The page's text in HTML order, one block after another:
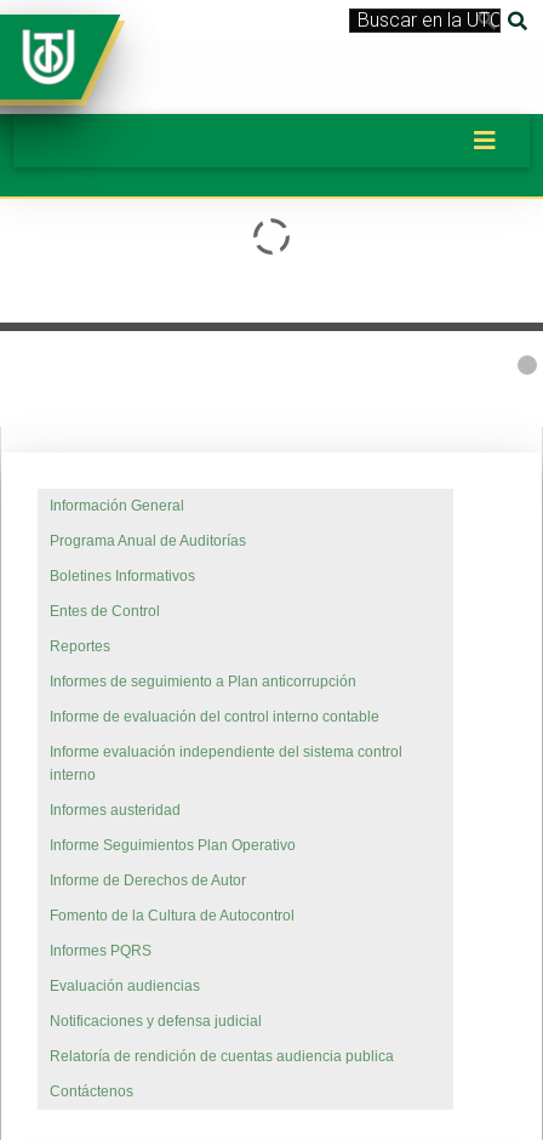
control interno banner
Información General
Programa Anual de Auditorías
Boletines Informativos
Entes de Control
Reportes
Informes de seguimiento a Plan anticorrupción
Informe de evaluación del control interno contable
Informe evaluación independiente del sistema control
interno
Informes austeridad
Informe Seguimientos Plan Operativo
Informe de Derechos de Autor
Fomento de la Cultura de Autocontrol
Informes PQRS
Evaluación audiencias
Notificaciones y defensa judicial
Relatoría de rendición de cuentas audiencia publica
Contáctenos